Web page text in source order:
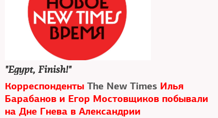
"Egypt, Finish!"
Корреспонденты The New Times Илья
Барабанов и Егор Мостовщиков побывали
на Дне Гнева в Александрии